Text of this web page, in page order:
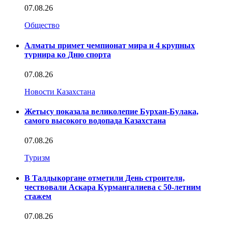
07.08.26
Общество
Алматы примет чемпионат мира и 4 крупных
турнира ко Дню спорта
07.08.26
Новости Казахстана
Жетысу показала великолепие Бурхан-Булака,
самого высокого водопада Казахстана
07.08.26
Туризм
В Талдыкоргане отметили День строителя,
чествовали Аскара Курмангалиева с 50-летним
стажем
07.08.26